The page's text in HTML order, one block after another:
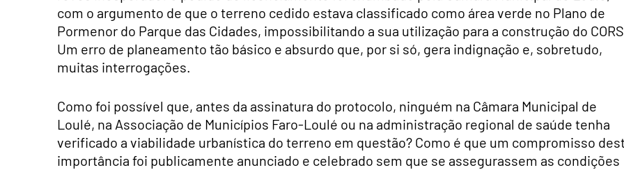
com o argumento de que o terreno cedido estava classificado como área verde no Plano de
Pormenor do Parque das Cidades, impossibilitando a sua utilização para a construção do CORS.
Um erro de planeamento tão básico e absurdo que, por si só, gera indignação e, sobretudo,
muitas interrogações.
Como foi possível que, antes da assinatura do protocolo, ninguém na Câmara Municipal de
Loulé, na Associação de Municípios Faro-Loulé ou na administração regional de saúde tenha
verificado a viabilidade urbanística do terreno em questão? Como é que um compromisso
importância foi publicamente anunciado e celebrado sem que se assegurassem as condições